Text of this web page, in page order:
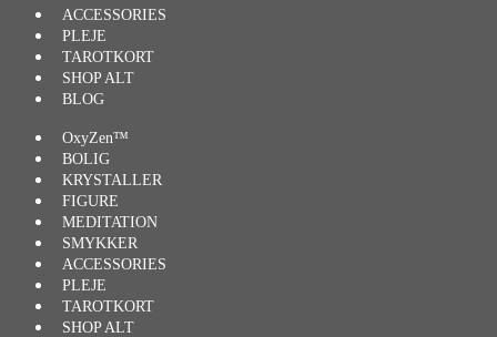
ACCESSORIES
PLEJE
TAROTKORT
SHOP ALT
BLOG
OxyZen™
BOLIG
KRYSTALLER
FIGURE
MEDITATION
SMYKKER
ACCESSORIES
PLEJE
TAROTKORT
SHOP ALT